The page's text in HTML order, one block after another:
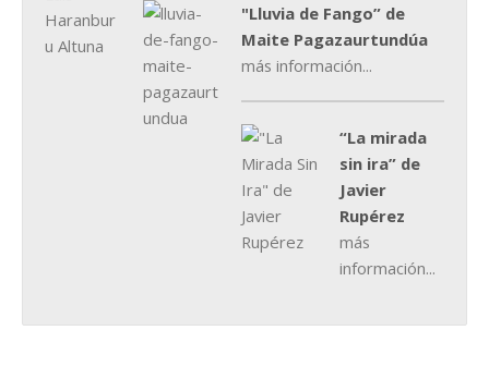
"Lluvia de Fango” de
Maite Pagazaurtundúa
más información...
“La mirada
sin ira” de
Javier
Rupérez
más
información...